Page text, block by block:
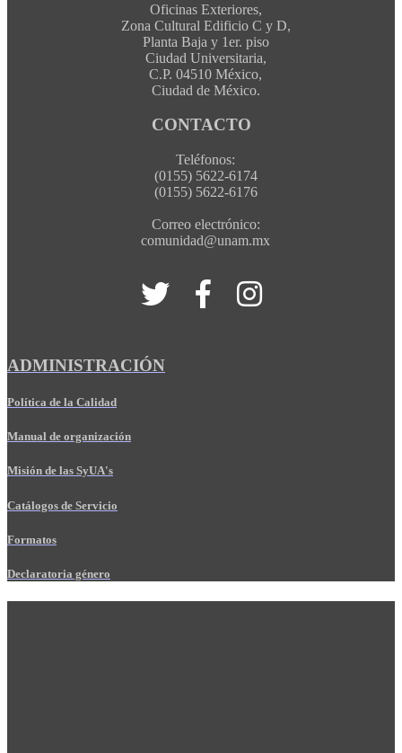
Oficinas Exteriores,
Zona Cultural Edificio C y D,
Planta Baja y 1er. piso
Ciudad Universitaria,
C.P. 04510 México,
Ciudad de México.
CONTACTO
Teléfonos:
(0155) 5622-6174
(0155) 5622-6176
Correo electrónico:
comunidad@unam.mx
ADMINISTRACIÓN
Política de la Calidad
Manual de organización
Misión de las SyUA's
Catálogos de Servicio
Formatos
Declaratoria género